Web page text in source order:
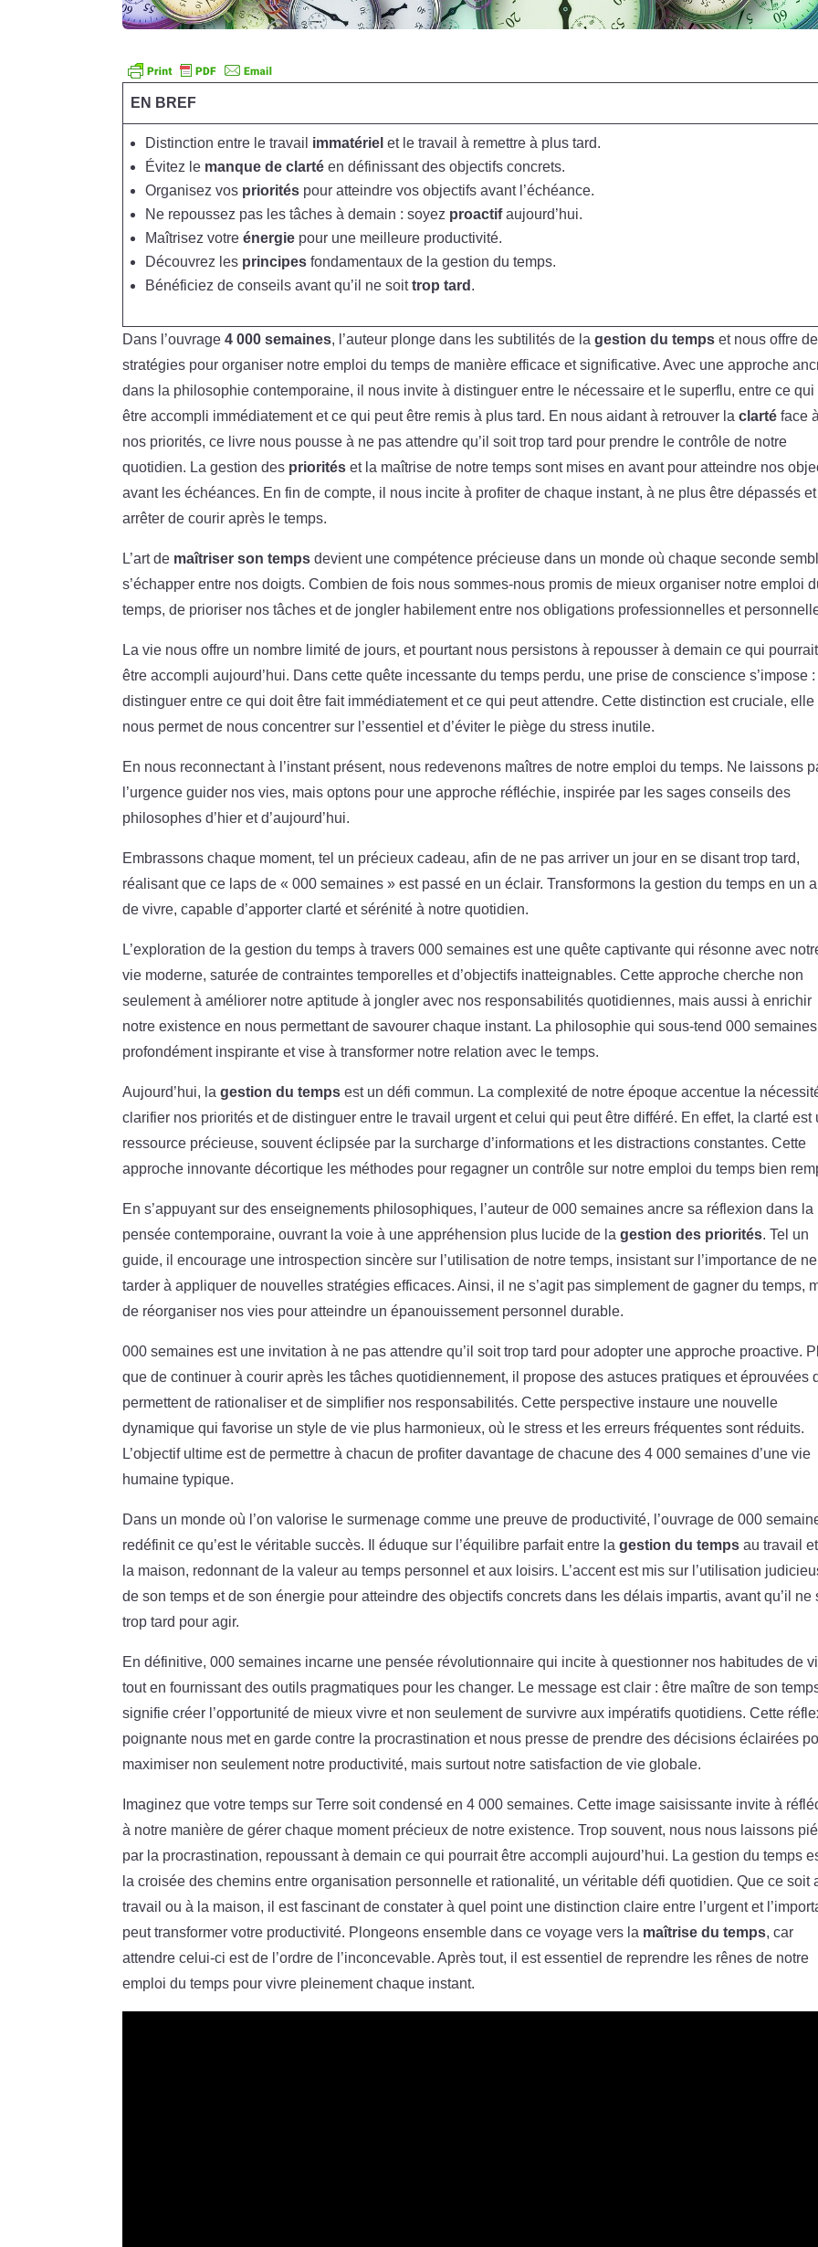
EN BREF
Distinction entre le travail immatériel et le travail à remettre à plus tard.
Évitez le manque de clarté en définissant des objectifs concrets.
Organisez vos priorités pour atteindre vos objectifs avant l’échéance.
Ne repoussez pas les tâches à demain : soyez proactifaujourd’hui.
Maîtrisez votreénergie pour une meilleure productivité.
Découvrez les principes fondamentaux de la gestion du temps.
Bénéficiez de conseils avant qu’il ne soittrop tard .
Dans l’ouvrage4 000 semaines, l’auteur plonge dans les subtilités de lagestion du temps et nous offre
stratégies pour organiser notre emploi du temps de manière efficace et significative. Avec une approche
dans la philosophie contemporaine, il nous invite à distinguer entre le nécessaire et le superflu, entre ce qui
être accompli immédiatement et ce qui peut être remis à plus tard. En nous aidant à retrouver laclarté face à
nos priorités, ce livre nous pousse à ne pas attendre qu’il soit trop tard pour prendre le contrôle de notre
quotidien. La gestion des priorités et la maîtrise de notre temps sont mises en avant pour atteindre nos
avant les échéances. En fin de compte, il nous incite à profiter de chaque instant, à ne plus être dépassés et
arrêter de courir après le temps.
L’art de maîtriser son temps devient une compétence précieuse dans un monde où chaque seconde
s’échapper entre nos doigts. Combien de fois nous sommes-nous promis de mieux organiser notre emploi
temps, de prioriser nos tâches et de jongler habilement entre nos obligations professionnelles et
La vie nous offre un nombre limité de jours, et pourtant nous persistons à repousser à demain ce qui pourrait
être accompli aujourd’hui. Dans cette quête incessante du temps perdu, une prise de conscience s’impose :
distinguer entre ce qui doit être fait immédiatement et ce qui peut attendre. Cette distinction est cruciale, elle
nous permet de nous concentrer sur l’essentiel et d’éviter le piège du stress inutile.
En nous reconnectant à l’instant présent, nous redevenons maîtres de notre emploi du temps. Ne laissons
l’urgence guider nos vies, mais optons pour une approche réfléchie, inspirée par les sages conseils des
philosophes d’hier et d’aujourd’hui.
Embrassons chaque moment, tel un précieux cadeau, afin de ne pas arriver un jour en se disant trop tard,
réalisant que ce laps de « 000 semaines » est passé en un éclair. Transformons la gestion du temps en un
de vivre, capable d’apporter clarté et sérénité à notre quotidien.
L’exploration de la gestion du temps à travers 000 semaines est une quête captivante qui résonne avec
vie moderne, saturée de contraintes temporelles et d’objectifs inatteignables. Cette approche cherche non
seulement à améliorer notre aptitude à jongler avec nos responsabilités quotidiennes, mais aussi à enrichir
notre existence en nous permettant de savourer chaque instant. La philosophie qui sous-tend 000
profondément inspirante et vise à transformer notre relation avec le temps.
Aujourd’hui, lagestion du temps est un défi commun. La complexité de notre époque accentue la
clarifier nos priorités et de distinguer entre le travail urgent et celui qui peut être différé. En effet, la clarté est
ressource précieuse, souvent éclipsée par la surcharge d’informations et les distractions constantes. Cette
approche innovante décortique les méthodes pour regagner un contrôle sur notre emploi du temps bien
En s’appuyant sur des enseignements philosophiques, l’auteur de 000 semaines ancre sa réflexion dans la
pensée contemporaine, ouvrant la voie à une appréhension plus lucide de lagestion des priorités. Tel un
guide, il encourage une introspection sincère sur l’utilisation de notre temps, insistant sur l’importance de
tarder à appliquer de nouvelles stratégies efficaces. Ainsi, il ne s’agit pas simplement de gagner du temps,
de réorganiser nos vies pour atteindre un épanouissement personnel durable.
000 semaines est une invitation à ne pas attendre qu’il soit trop tard pour adopter une approche proactive.
que de continuer à courir après les tâches quotidiennement, il propose des astuces pratiques et éprouvées
permettent de rationaliser et de simplifier nos responsabilités. Cette perspective instaure une nouvelle
dynamique qui favorise un style de vie plus harmonieux, où le stress et les erreurs fréquentes sont réduits.
L’objectif ultime est de permettre à chacun de profiter davantage de chacune des 4 000 semaines d’une vie
humaine typique.
Dans un monde où l’on valorise le surmenage comme une preuve de productivité, l’ouvrage de 000
redéfinit ce qu’est le véritable succès. Il éduque sur l’équilibre parfait entre lagestion du temps au travail
la maison, redonnant de la valeur au temps personnel et aux loisirs. L’accent est mis sur l’utilisation
de son temps et de son énergie pour atteindre des objectifs concrets dans les délais impartis, avant qu’il ne
trop tard pour agir.
En définitive, 000 semaines incarne une pensée révolutionnaire qui incite à questionner nos habitudes de
tout en fournissant des outils pragmatiques pour les changer. Le message est clair : être maître de son
signifie créer l’opportunité de mieux vivre et non seulement de survivre aux impératifs quotidiens. Cette
poignante nous met en garde contre la procrastination et nous presse de prendre des décisions éclairées
maximiser non seulement notre productivité, mais surtout notre satisfaction de vie globale.
Imaginez que votre temps sur Terre soit condensé en 4 000 semaines. Cette image saisissante invite à
à notre manière de gérer chaque moment précieux de notre existence. Trop souvent, nous nous laissons
par la procrastination, repoussant à demain ce qui pourrait être accompli aujourd’hui. La gestion du temps
la croisée des chemins entre organisation personnelle et rationalité, un véritable défi quotidien. Que ce soit
travail ou à la maison, il est fascinant de constater à quel point une distinction claire entre l’urgent et
peut transformer votre productivité. Plongeons ensemble dans ce voyage vers la maîtrise du temps, car
attendre celui-ci est de l’ordre de l’inconcevable. Après tout, il est essentiel de reprendre les rênes de notre
emploi du temps pour vivre pleinement chaque instant.